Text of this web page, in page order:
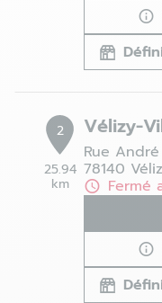
2
25.94
km
Vélizy-
Rue
78140
Fermé